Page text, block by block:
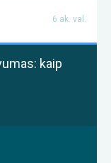
6 ak. val.
kaip